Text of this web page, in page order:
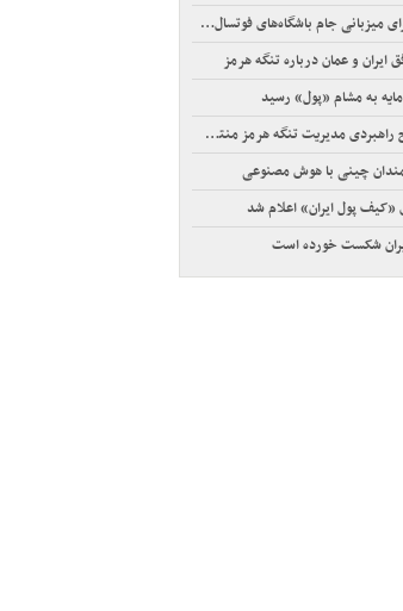
میزبانی جام باشگاه‌های فوتسال آسیا
ایران و عمان درباره تنگه هرمز
به مشام «پول» رسید
مدیریت تنگه هرمز منتشر شد
چینی با هوش مصنوعی
پول ایران» اعلام شد
شکست خورده است